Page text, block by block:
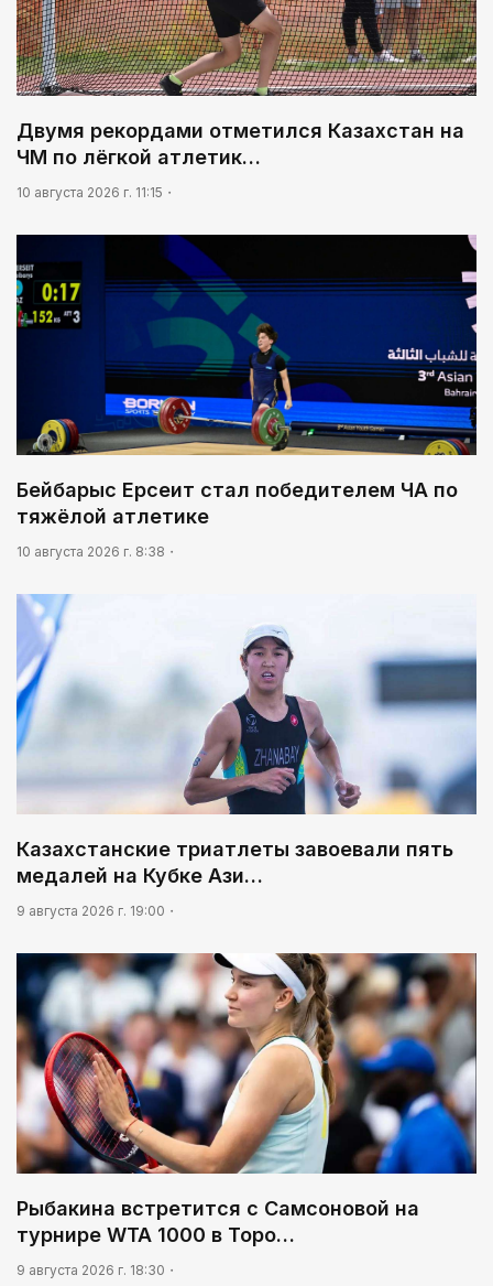
Двумя рекордами отметился Казахстан на
ЧМ по лёгкой атлетик…
10 августа 2026 г. 11:15
Бейбарыс Ерсеит стал победителем ЧА по
тяжёлой атлетике
10 августа 2026 г. 8:38
Казахстанские триатлеты завоевали пять
медалей на Кубке Ази…
9 августа 2026 г. 19:00
Рыбакина встретится с Самсоновой на
турнире WTA 1000 в Торо…
9 августа 2026 г. 18:30